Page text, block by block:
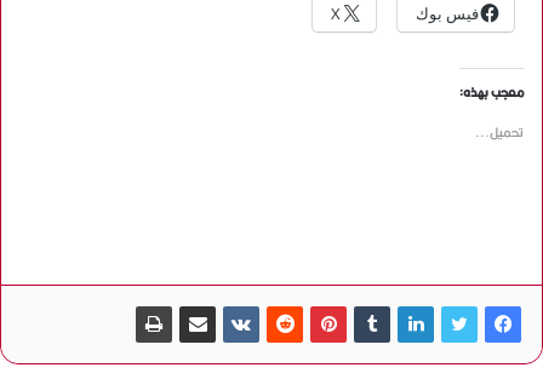
فيس بوك X
معجب بهذه:
تحميل...